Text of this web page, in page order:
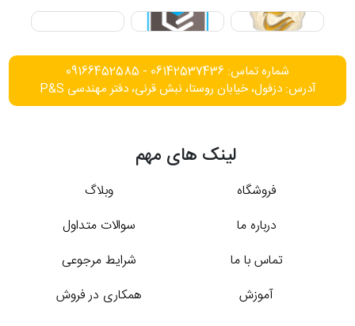
شماره تماس: 06142537436 - 09166452585
آدرس: دزفول، خیابان روستا، نبش قرنی، دفتر مهندسی P&S
لینک های مهم
فروشگاه
وبلاگ
درباره ما
سوالات متداول
تماس با ما
شرایط مرجوعی
آموزش
همکاری در فروش